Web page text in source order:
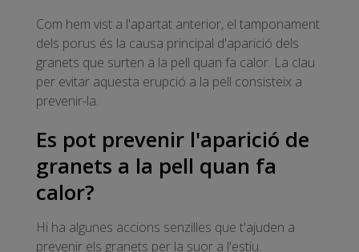
Com hem vist a l'apartat anterior, el tamponament
dels porus és la causa principal d'aparició dels
granets que surten a la pell quan fa calor. La clau
per evitar aquesta erupció a la pell consisteix a
prevenir-la.
Es pot prevenir l'aparició de
granets a la pell quan fa
calor?
Hi ha algunes accions senzilles que t'ajuden a
prevenir els granets per la suor a l'estiu.